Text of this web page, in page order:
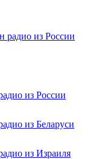
радио из России
из России
из Беларуси
из Израиля